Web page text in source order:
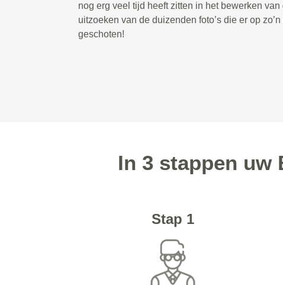
nog erg veel tijd heeft zitten in het bewerken van
uitzoeken van de duizenden foto’s die er op
geschoten!
In 3 stappen uw
Stap 1